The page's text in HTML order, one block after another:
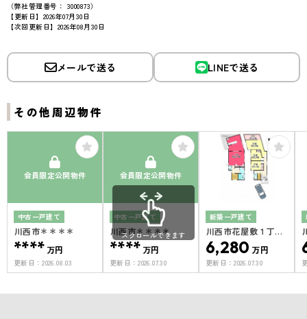
（弊社管理番号： 3000873）
【更新日】2026年07月30日
【次回更新日】2026年08月30日
メールで送る LINEで送る
その他周辺物件
会員限定公開物件
中古一戸建て
川西市＊＊＊＊
**** 万円
更新日：2026.08.03
会員限定公開物件
中古一戸建て
川西市＊＊＊＊
**** 万円
更新日：2026.07.30
新築一戸建て
川西市花屋敷１丁目
１号地
6,280 万円
更新日：2026.07.30
スクロールできます